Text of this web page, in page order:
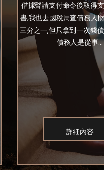
借據聲請支付命令後取得
書,我也去國稅局查債務人
三分之一,但只拿到一次錢
債務人是從事...
詳細內容